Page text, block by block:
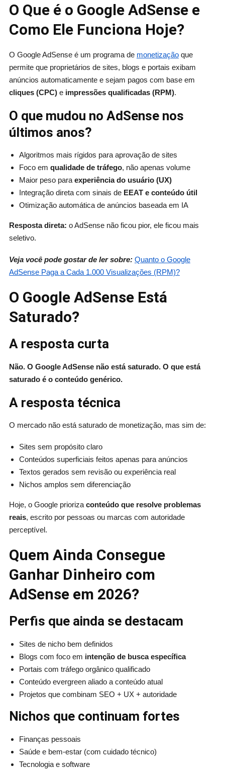
O Que é o Google AdSense e
Como Ele Funciona Hoje?
O Google AdSense é um programa de monetizaçãoque
permite que proprietários de sites, blogs e portais exibam
anúncios automaticamente e sejam pagos com base em
cliques (CPC)e impressões qualificadas (RPM).
O que mudou no AdSense nos
últimos anos?
Algoritmos mais rígidos para aprovação de sites
Foco em qualidade de tráfego, não apenas volume
Maior peso para experiência do usuário (UX)
Integração direta com sinais de EEAT e conteúdo útil
Otimização automática de anúncios baseada em IA
Resposta direta: o AdSense não ficou pior, ele ficou mais
seletivo.
Veja você pode gostar de ler sobre: Quanto o Google
AdSense Paga a Cada 1.000 Visualizações (RPM)?
O Google AdSense Está
Saturado?
A resposta curta
Não. O Google AdSense não está saturado. O que está
saturado é o conteúdo genérico.
A resposta técnica
O mercado não está saturado de monetização, mas sim de:
Sites sem propósito claro
Conteúdos superficiais feitos apenas para anúncios
Textos gerados sem revisão ou experiência real
Nichos amplos sem diferenciação
Hoje, o Google prioriza conteúdo que resolve problemas
reais, escrito por pessoas ou marcas com autoridade
perceptível.
Quem Ainda Consegue
Ganhar Dinheiro com
AdSense em 2026?
Perfis que ainda se destacam
Sites de nicho bem definidos
Blogs com foco em intenção de busca específica
Portais com tráfego orgânico qualificado
Conteúdo evergreen aliado a conteúdo atual
Projetos que combinam SEO + UX + autoridade
Nichos que continuam fortes
Finanças pessoais
Saúde e bem-estar (com cuidado técnico)
Tecnologia e software